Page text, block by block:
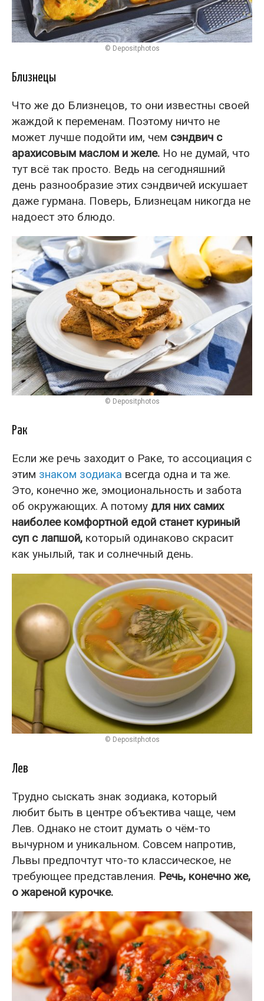
© Depositphotos
Близнецы
Что же до Близнецов, то они известны своей
жаждой к переменам. Поэтому ничто не
может лучше подойти им, чем сэндвич с
арахисовым маслом и желе. Но не думай, что
тут всё так просто. Ведь на сегодняшний
день разнообразие этих сэндвичей искушает
даже гурмана. Поверь, Близнецам никогда не
надоест это блюдо.
© Depositphotos
Рак
Если же речь заходит о Раке, то ассоциация с
этим знаком зодиака всегда одна и та же.
Это, конечно же, эмоциональность и забота
об окружающих. А потому для них самих
наиболее комфортной едой станет куриный
суп с лапшой, который одинаково скрасит
как унылый, так и солнечный день.
© Depositphotos
Лев
Трудно сыскать знак зодиака, который
любит быть в центре объектива чаще, чем
Лев. Однако не стоит думать о чём-то
вычурном и уникальном. Совсем напротив,
Львы предпочтут что-то классическое, не
требующее представления. Речь, конечно же,
о жареной курочке.